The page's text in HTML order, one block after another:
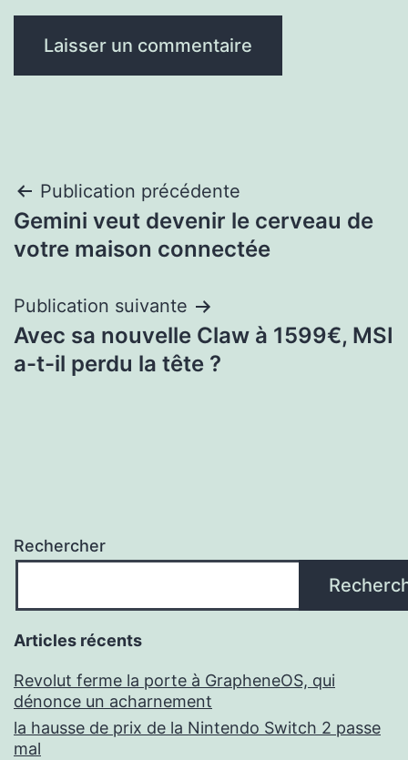
Navigation
de
Publication précédente
Gemini veut devenir le cerveau de
votre maison connectée
Publication suivante
Avec sa nouvelle Claw à 1599€, MSI
a-t-il perdu la tête ?
Rechercher
Articles récents
Revolut ferme la porte à GrapheneOS, qui
dénonce un acharnement
la hausse de prix de la Nintendo Switch 2 passe
mal